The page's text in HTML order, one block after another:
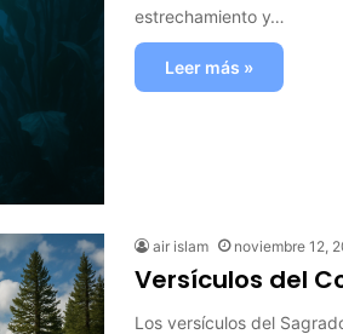
estrechamiento y…
Leer más »
air islam noviembre 12,
Versículos del
Los versículos del